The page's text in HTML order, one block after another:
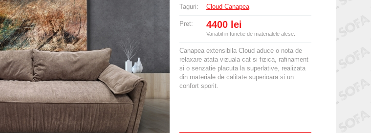
Taguri: Cloud Canapea
Pret: 4400 lei
Variabil in functie de materialele alese.
Canapea extensibila Cloud aduce o nota de
relaxare atata vizuala cat si fizica, rafinament
si o senzatie placuta la superlative, realizata
din materiale de calitate superioara si un
confort sporit.